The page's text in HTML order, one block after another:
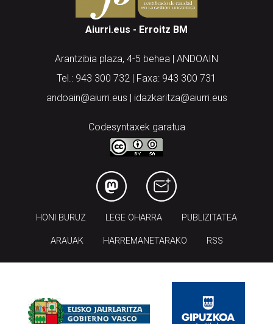
Aiurri.eus - Erroitz BM
Arantzibia plaza, 4-5 behea | ANDOAIN
Tel.: 943 300 732 | Faxa: 943 300 731
andoain@aiurri.eus | idazkaritza@aiurri.eus
Codesyntaxek garatua
HONI BURUZ LEGE OHARRA PUBLIZITATEA
ARAUAK HARREMANETARAKO RSS